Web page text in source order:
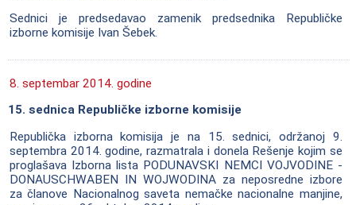
Sednici je predsedavao zamenik predsednika Republičke
izborne komisije Ivan Šebek.
8. septembar 2014. godine
15. sednica Republičke izborne komisije
Republička izborna komisija je na 15. sednici, održanoj 9.
septembra 2014. godine, razmatrala i donela Rešenje kojim se
proglašava Izborna lista PODUNAVSKI NEMCI VOJVODINE -
DONAUSCHWABEN IN WOJWODINA za neposredne izbore
za članove Nacionalnog saveta nemačke nacionalne manjine,